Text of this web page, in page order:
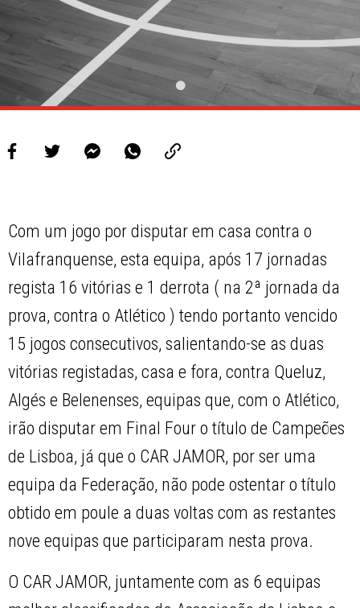
Com um jogo por disputar em casa contra o
Vilafranquense, esta equipa, após 17 jornadas
regista 16 vitórias e 1 derrota ( na 2ª jornada da
prova, contra o Atlético ) tendo portanto vencido
15 jogos consecutivos, salientando-se as duas
vitórias registadas, casa e fora, contra Queluz,
Algés e Belenenses, equipas que, com o Atlético,
irão disputar em Final Four o título de Campeões
de Lisboa, já que o CAR JAMOR, por ser uma
equipa da Federação, não pode ostentar o título
obtido em poule a duas voltas com as restantes
nove equipas que participaram nesta prova.
O CAR JAMOR, juntamente com as 6 equipas